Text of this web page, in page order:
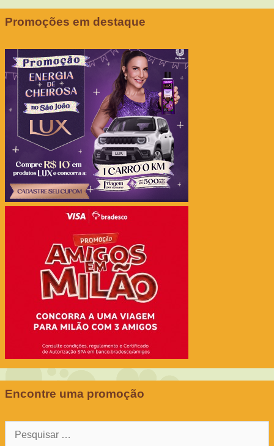
Promoções em destaque
Encontre uma promoção
Pesquisar